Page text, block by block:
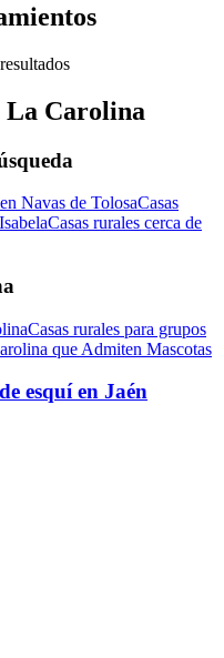
La Carolina
Navas de TolosaCasas
Casas rurales cerca de
Casas rurales para grupos
que Admiten Mascotas
esquí en Jaén